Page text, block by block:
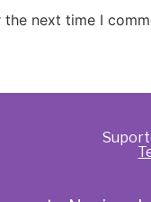
next time I